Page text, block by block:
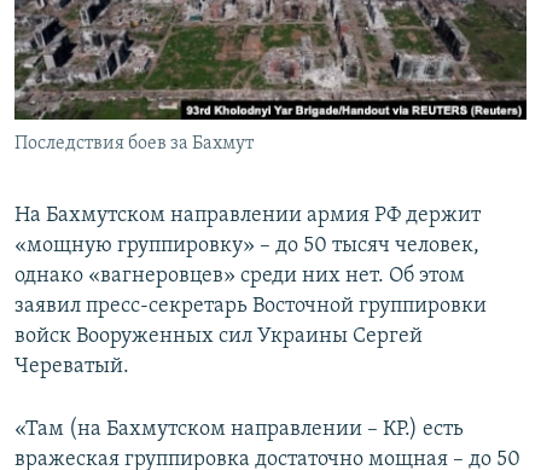
ПОБЕДИТЕЛЕЙ НЕ СУДЯТ?
КРЫМ.НЕПОКОРЕННЫЙ
ELIFBE
УКРАИНСКАЯ ПРОБЛЕМА КРЫМА
ПРИСОЕДИНЯЙТЕСЬ!
Последствия боев за Бахмут
На Бахмутском направлении армия РФ держит
«мощную группировку» – до 50 тысяч человек,
однако «вагнеровцев» среди них нет. Об этом
заявил пресс-секретарь Восточной группировки
войск Вооруженных сил Украины Сергей
Череватый.
«Там (на Бахмутском направлении – КР.) есть
вражеская группировка достаточно мощная – до 50